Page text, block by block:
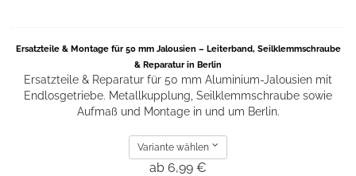
Ersatzteile & Montage für 50 mm Jalousien – Leiterband, Seilklemmschraube
& Reparatur in Berlin
Ersatzteile & Reparatur für 50 mm Aluminium-Jalousien mit
Endlosgetriebe. Metallkupplung, Seilklemmschraube sowie
Aufmaß und Montage in und um Berlin.
Variante wählen
ab 6,99 €